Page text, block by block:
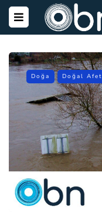
Doğa Doğal Afet